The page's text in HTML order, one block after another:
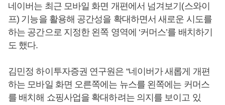
네이버는 최근 모바일 화면 개편에서 넘겨보기(스와이
프) 기능을 활용해 공간성을 확대하면서 새로운 시도를
하는 공간으로 지정한 왼쪽 영역에 ‘커머스’를 배치하기
도 했다.
김민정 하이투자증권 연구원은 “네이버가 새롭게 개편
하는 모바일 화면 오른쪽에는 뉴스를 왼쪽에는 커머스
를 배치해 쇼핑사업을 확대하려는 의지를 보이고 있